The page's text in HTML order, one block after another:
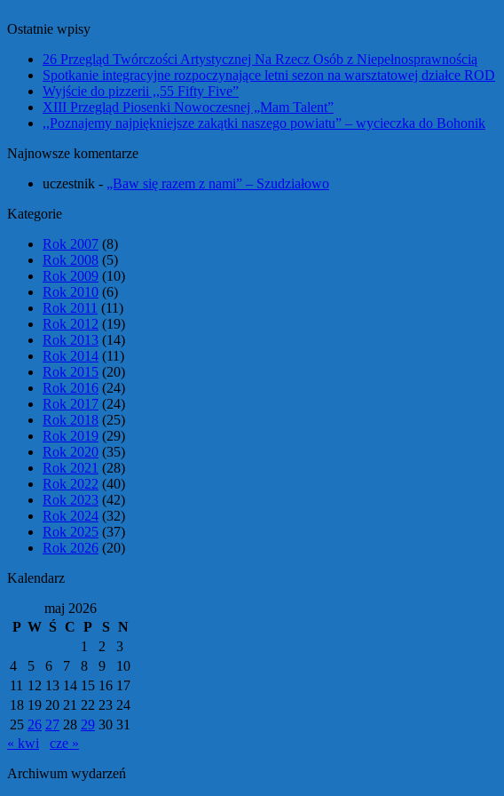
Ostatnie wpisy
26 Przegląd Twórczości Artystycznej Na Rzecz Osób z Niepełnosprawnością
Spotkanie integracyjne rozpoczynające letni sezon na warsztatowej działce ROD
Wyjście do pizzerii ,,55 Fifty Five”
XIII Przegląd Piosenki Nowoczesnej „Mam Talent”
,,Poznajemy najpiękniejsze zakątki naszego powiatu” – wycieczka do Bohonik
Najnowsze komentarze
uczestnik - „Baw się razem z nami” – Szudziałowo
Kategorie
Rok 2007 (8)
Rok 2008 (5)
Rok 2009 (10)
Rok 2010 (6)
Rok 2011 (11)
Rok 2012 (19)
Rok 2013 (14)
Rok 2014 (11)
Rok 2015 (20)
Rok 2016 (24)
Rok 2017 (24)
Rok 2018 (25)
Rok 2019 (29)
Rok 2020 (35)
Rok 2021 (28)
Rok 2022 (40)
Rok 2023 (42)
Rok 2024 (32)
Rok 2025 (37)
Rok 2026 (20)
Kalendarz
maj 2026
P W Ś C P S N
1
2
3
4
5 6 7 8 9
10
11 12 13 14 15 16 17
18 19 20 21 22 23 24
25 26 27 28 29 30 31
« kwi
cze »
Archiwum wydarzeń